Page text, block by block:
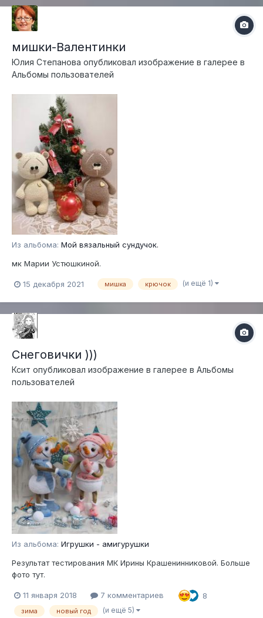
мишки-Валентинки
Юлия Степанова опубликовал изображение в галерее в
Альбомы пользователей
Из альбома: Мой вязальный сундучок.
мк Марии Устюшкиной.
15 декабря 2021 мишка крючок (и ещё 1)
Снеговички )))
Ксит опубликовал изображение в галерее в Альбомы
пользователей
Из альбома: Игрушки - амигурушки
Результат тестирования МК Ирины Крашенинниковой. Больше
фото тут.
11 января 2018 7 комментариев 8
зима новый год (и ещё 5)